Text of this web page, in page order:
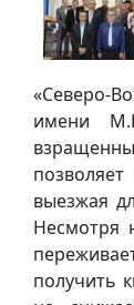
«Северо-
имени
выезжая
Несмотря
получить